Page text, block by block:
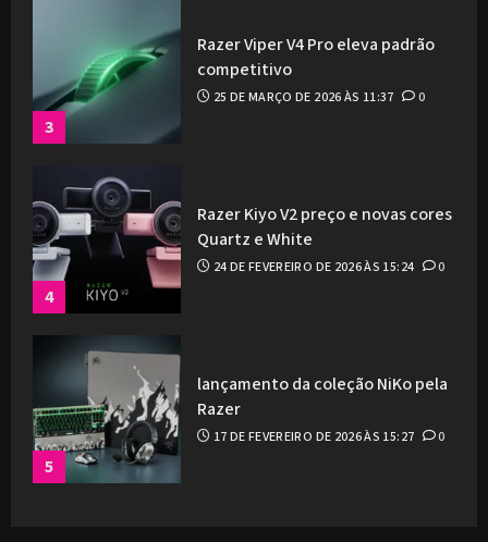
3
Razer Viper V4 Pro eleva padrão
competitivo
25 DE MARÇO DE 2026 ÀS 11:37 0
4
Razer Kiyo V2 preço e novas cores
Quartz e White
24 DE FEVEREIRO DE 2026 ÀS 15:24 0
5
lançamento da coleção NiKo pela
Razer
17 DE FEVEREIRO DE 2026 ÀS 15:27 0